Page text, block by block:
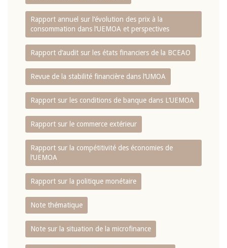
Rapport annuel sur l‘évolution des prix à la
consommation dans l‘UEMOA et perspectives
Rapport d‘audit sur les états financiers de la BCEAO
Revue de la stabilité financière dans l‘UMOA
Rapport sur les conditions de banque dans L‘UEMOA
Rapport sur le commerce extérieur
Rapport sur la compétitivité des économies de
l‘UEMOA
Rapport sur la politique monétaire
Note thématique
Note sur la situation de la microfinance